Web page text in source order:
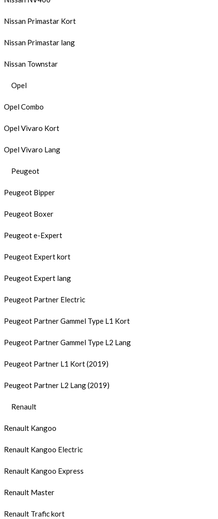
Nissan Primastar Kort
Nissan Primastar lang
Nissan Townstar
Opel
Opel Combo
Opel Vivaro Kort
Opel Vivaro Lang
Peugeot
Peugeot Bipper
Peugeot Boxer
Peugeot e-Expert
Peugeot Expert kort
Peugeot Expert lang
Peugeot Partner Electric
Peugeot Partner Gammel Type L1 Kort
Peugeot Partner Gammel Type L2 Lang
Peugeot Partner L1 Kort (2019)
Peugeot Partner L2 Lang (2019)
Renault
Renault Kangoo
Renault Kangoo Electric
Renault Kangoo Express
Renault Master
Renault Trafic kort